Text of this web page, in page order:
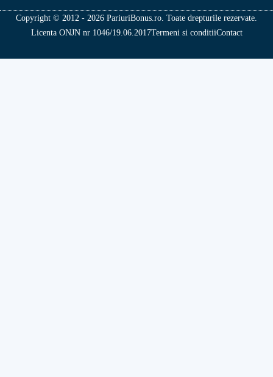
Copyright © 2012 - 2026 PariuriBonus.ro. Toate drepturile rezervate.
Licenta ONJN nr 1046/19.06.2017Termeni si conditiiContact